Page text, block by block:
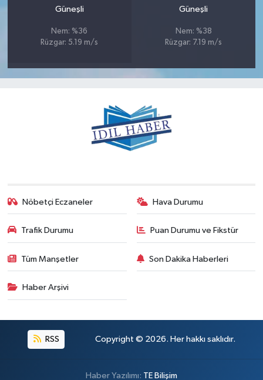
Güneşli
Nem: %36
Rüzgar: 5.19 m/s
Güneşli
Nem: %38
Rüzgar: 7.19 m/s
Nöbetçi Eczaneler Hava Durumu
Trafik Durumu Puan Durumu ve Fikstür
Tüm Manşetler Son Dakika Haberleri
Haber Arşivi
RSS Copyright © 2026. Her hakkı saklıdır.
Haber Yazılımı: TE Bilişim